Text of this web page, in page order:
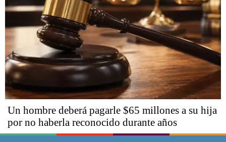
Un hombre deberá pagarle $65 millones a su hija
por no haberla reconocido durante años